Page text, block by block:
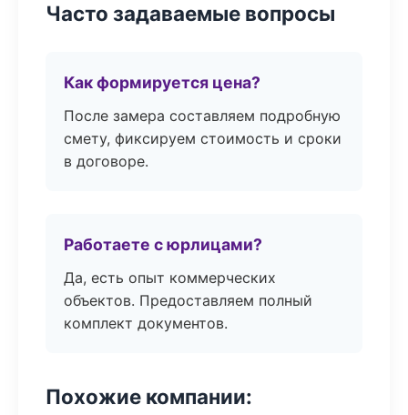
Часто задаваемые вопросы
Как формируется цена?
После замера составляем подробную
смету, фиксируем стоимость и сроки
в договоре.
Работаете с юрлицами?
Да, есть опыт коммерческих
объектов. Предоставляем полный
комплект документов.
Похожие компании: